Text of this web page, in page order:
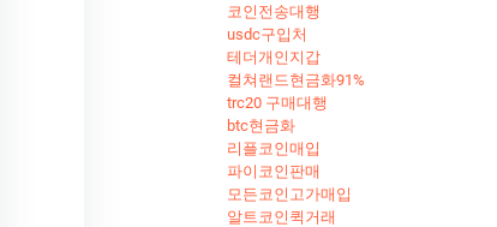
코인전송대행
usdc구입처
테더개인지갑
컬쳐랜드현금화91%
trc20 구매대행
btc현금화
리플코인매입
파이코인판매
모든코인고가매입
알트코인퀵거래